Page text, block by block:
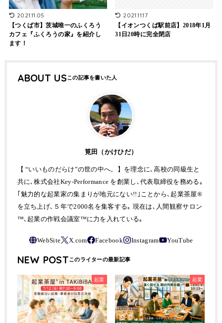
2021.11.05
【つくば市】茨城唯一のふくろう
カフェ『ふくろうの家』を紹介し
ます！
2021.11.17
【イオンつくば駅前店】2018年1月
31日20時に完全閉店
ABOUT US
筧田（かけひだ）
【 “いいものだらけ”の世の中へ。】を理念に､高校の同級生と
共に､株式会社Key-Performance を創業し､代表取締役を務める｡
｢魅力的な起業家の集まりが地元にない!!｣ことから､起業茶屋®
を立ち上げ､５年で2000名を集客する｡ 現在は､人間観察サロン
™､起業の作戦会議室™に力を入れている｡
NEW POST
起業 起業